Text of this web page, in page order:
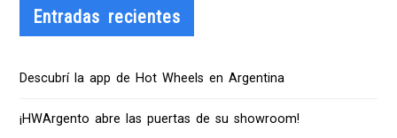
Entradas recientes
Descubrí la app de Hot Wheels en Argentina
¡HWArgento abre las puertas de su showroom!